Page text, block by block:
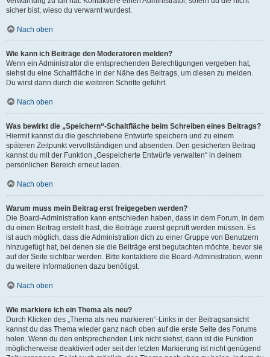
sicher bist, wieso du verwarnt wurdest.
Nach oben
Wie kann ich Beiträge den Moderatoren melden?
Wenn ein Administrator die entsprechenden Berechtigungen vergeben hat,
siehst du eine Schaltfläche in der Nähe des Beitrags, um diesen zu melden.
Du wirst dann durch die weiteren Schritte geführt.
Nach oben
Was bewirkt die „Speichern“-Schaltfläche beim Schreiben eines Beitrags?
Hiermit kannst du die geschriebene Entwürfe speichern und zu einem
späteren Zeitpunkt vervollständigen und absenden. Den gesicherten Beitrag
kannst du mit der Funktion „Gespeicherte Entwürfe verwalten“ in deinem
persönlichen Bereich erneut laden.
Nach oben
Warum muss mein Beitrag erst freigegeben werden?
Die Board-Administration kann entschieden haben, dass in dem Forum, in dem
du einen Beitrag erstellt hast, die Beiträge zuerst geprüft werden müssen. Es
ist auch möglich, dass die Administration dich zu einer Gruppe von Benutzern
hinzugefügt hat, bei denen sie die Beiträge erst begutachten möchte, bevor sie
auf der Seite sichtbar werden. Bitte kontaktiere die Board-Administration, wenn
du weitere Informationen dazu benötigst.
Nach oben
Wie markiere ich ein Thema als neu?
Durch Klicken des „Thema als neu markieren“-Links in der Beitragsansicht
kannst du das Thema wieder ganz nach oben auf die erste Seite des Forums
holen. Wenn du den entsprechenden Link nicht siehst, dann ist die Funktion
möglicherweise deaktiviert oder seit der letzten Markierung ist nicht genügend